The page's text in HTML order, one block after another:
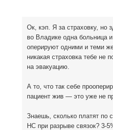
Ок, кэп. Я за страховку, но
во Владике одна
оперируют одними и теми
никакая страховка тебе не
на эвакуацию.
А то, что так себе
пациент жив — это уже не
Знаешь, сколько платят по
НС при разрыве связок? 3-